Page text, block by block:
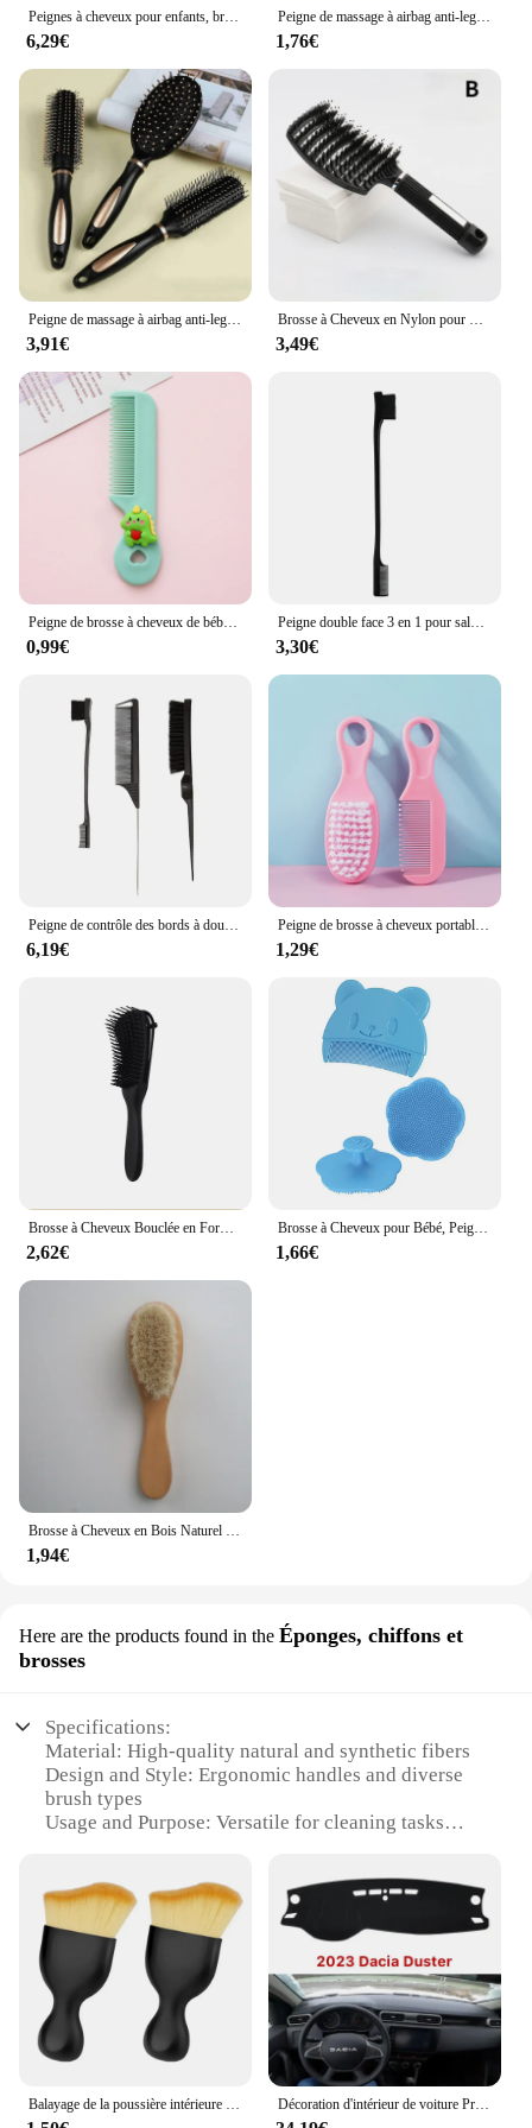
Peignes à cheveux pour enfants, brosses à cheveux pour enfants, portables, antistatiques, confortables, massage de la tête, bébés garçons et filles, orange, arc-en-ciel
6,29€
Peigne de massage à airbag anti-leges, brosse à cheveux en plastique, soins pratiques, masseur de tête SPA, ménage, coiffure bouclée
1,76€
Peigne de massage à airbag anti-leges, brosse à cheveux en plastique, coiffure bouclée domestique, soins pratiques, masseur de tête SPA
3,91€
Brosse à Cheveux en Nylon pour Énergie du Cuir oral elu, Peigne à Poils, Support pour Femme, Poignées Bouclées, Angle, Salon de Coiffure, Outils de Coiffure
3,49€
0,99€
Peigne double face 3 en 1 pour salon de coiffure de bébé, brosse de contrôle des bords, outils de beauté
3,30€
6,19€
Peigne de brosse à cheveux portable pour bébé, nouveau-né, nourrisson, tout-petits, brosse à cheveux douce, masseur de tête, ensemble, bébé, enfant, fournitures de soins capillaires, 2 pièces, ensemble
1,29€
2,62€
Brosse à Cheveux pour Bébé, Peigne Doux en Silicone, Ohio eur de Tête pour Nouveau-né, Accessoires de Soins
1,66€
1,94€
Here are the products found in the Éponges, chiffons et
brosses
Specifications:
Material: High-quality natural and synthetic fibers
Design and Style: Ergonomic handles and diverse
brush types
Usage and Purpose: Versatile for cleaning tasks
removing dirt and stains
Shape or Size or Weight or Quantity: Variety of
sizes and shapes to suit different cleaning needs
Parts and Accessories: Includes essential brushes
and sponges for a complete cleaning set
Features:
|Wholesale|Vendors|
**Efficient Cleaning Solutions**
Décoration d'intérieur de voiture Prada Board Cover, Carpet, Cape, Pare-soleil, Tapis, RENAULT, DUSTER, DACIA, DUSTER 2023 +, Virus